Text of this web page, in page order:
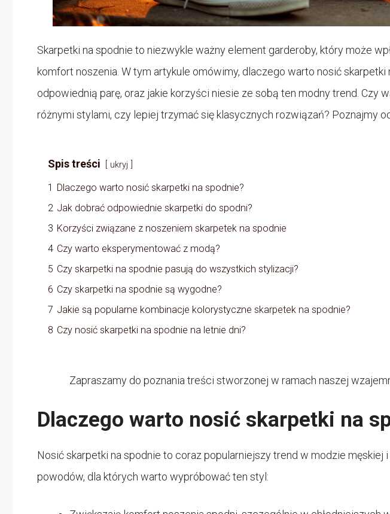
Skarpetki na spodnie to niezwykle ważny element garderoby, który może
komfort noszenia. W tym artykule omówimy, dlaczego warto nosić skarpetki
odpowiednią parę, oraz jakie korzyści niesie ze sobą ten modny trend. Czy
różnymi stylami, czy lepiej trzymać się klasycznych rozwiązań? Poznajmy
Spis treści ukryj
1 Dlaczego warto nosić skarpetki na spodnie?
2 Jak dobrać odpowiednie skarpetki do spodni?
3 Korzyści związane z noszeniem skarpetek na spodnie
4 Czy warto eksperymentować z modą?
5 Czy skarpetki na spodnie pasują do wszystkich stylizacji?
6 Czy skarpetki na spodnie są wygodne?
7 Jakie są popularne kombinacje kolorystyczne skarpetek na spodnie?
8 Czy nosić skarpetki na spodnie na letnie dni?
Zapraszamy do poznania treści stworzonej w ramach naszej
Dlaczego warto nosić skarpetki na
Nosić skarpetki na spodnie to coraz popularniejszy trend w modzie męskiej
powodów, dla których warto wypróbować ten styl: